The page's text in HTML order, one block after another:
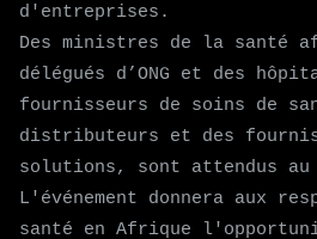
d'entreprises.
Des ministres de la santé
délégués d’ONG et des
fournisseurs de soins de
distributeurs et des
solutions, sont attendus au
L'événement donnera aux
santé en Afrique